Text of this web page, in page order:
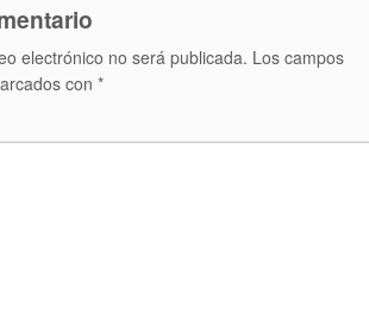
electrónico no será publicada. Los campos
con *